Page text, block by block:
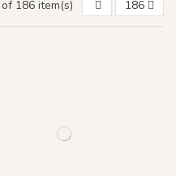
186 item(s) 186